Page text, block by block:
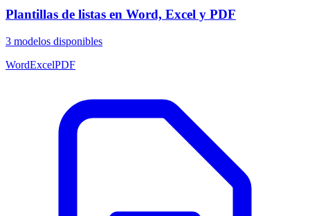
Plantillas de listas en Word, Excel y PDF
3 modelos disponibles
WordExcelPDF